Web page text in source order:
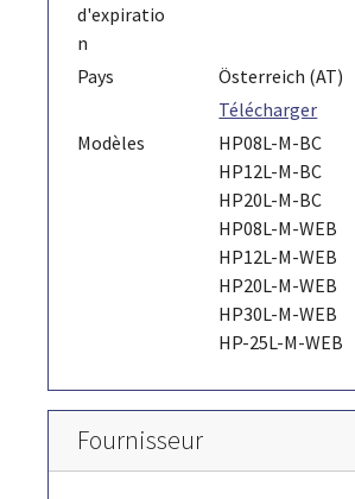
d'expiratio
n
Pays
Österreich (AT)
Télécharger
Modèles
HP08L-M-BC
HP12L-M-BC
HP20L-M-BC
HP08L-M-WEB
HP12L-M-WEB
HP20L-M-WEB
HP30L-M-WEB
HP-25L-M-WEB
Fournisseur